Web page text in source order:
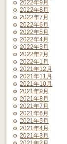
2022年9月
2022年8月
2022年7月
2022年6月
2022年5月
2022年4月
2022年3月
2022年2月
2022年1月
2021年12月
2021年11月
2021年10月
2021年9月
2021年8月
2021年7月
2021年6月
2021年5月
2021年4月
2021年3月